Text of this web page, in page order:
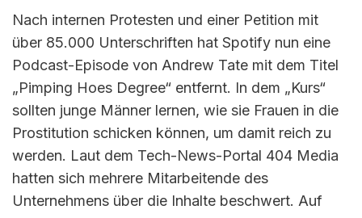
Nach internen Protesten und einer Petition mit
über 85.000 Unterschriften hat Spotify nun eine
Podcast-Episode von Andrew Tate mit dem Titel
„Pimping Hoes Degree“ entfernt. In dem „Kurs“
sollten junge Männer lernen, wie sie Frauen in die
Prostitution schicken können, um damit reich zu
werden. Laut dem Tech-News-Portal 404 Media
hatten sich mehrere Mitarbeitende des
Unternehmens über die Inhalte beschwert. Auf